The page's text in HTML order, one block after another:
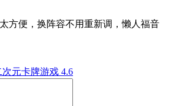
方便，换阵容不用重新调，懒人福音​
元卡牌游戏 4.6